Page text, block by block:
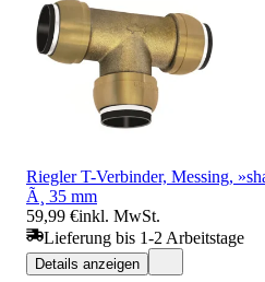
Riegler T-Verbinder, Messing,
Ã¸ 35 mm
59,99 €inkl. MwSt.
Lieferung bis 1-2 Arbeitstage
Details anzeigen